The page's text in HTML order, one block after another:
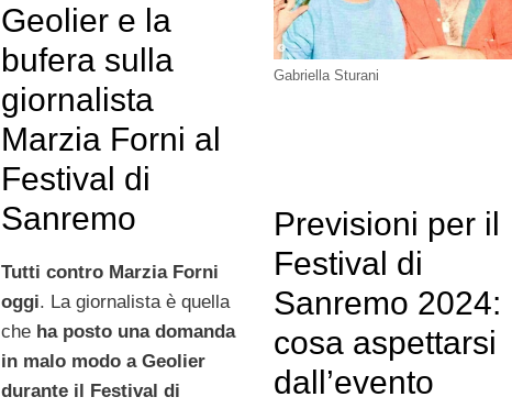
Gabriella Sturani
Geolier e la
bufera sulla
giornalista
Marzia Forni al
Festival di
Sanremo
Tutti contro Marzia Forni
oggi. La giornalista è quella
cheha posto una domanda
in malo modo a Geolier
durante il Festival di
Previsioni per il
Festival di
Sanremo 2024:
cosa aspettarsi
dall’evento